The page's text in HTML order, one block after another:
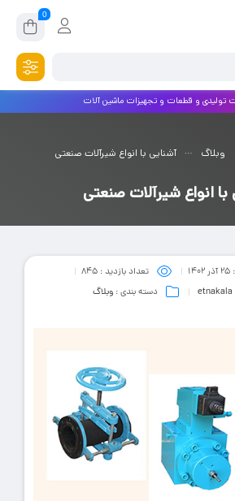
0
تولیدی و قطعات و تجهیزات ماشین آلات
وبلاگ آشنایی با انواع شیرآلات صنعتی
با انواع شیرآلات صنعتی
۲۵ آذر ۱۴۰۲ تعداد بازدید : 845
etnakala دسته بندی : وبلاگ